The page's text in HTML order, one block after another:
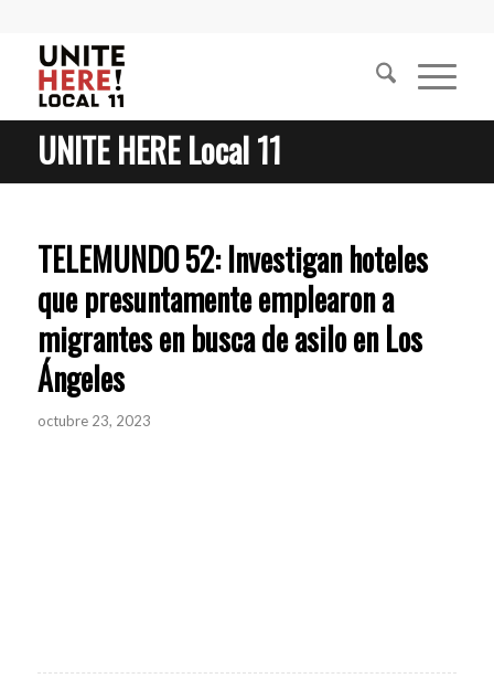
UNITE HERE Local 11
TELEMUNDO 52: Investigan hoteles
que presuntamente emplearon a
migrantes en busca de asilo en Los
Ángeles
octubre 23, 2023